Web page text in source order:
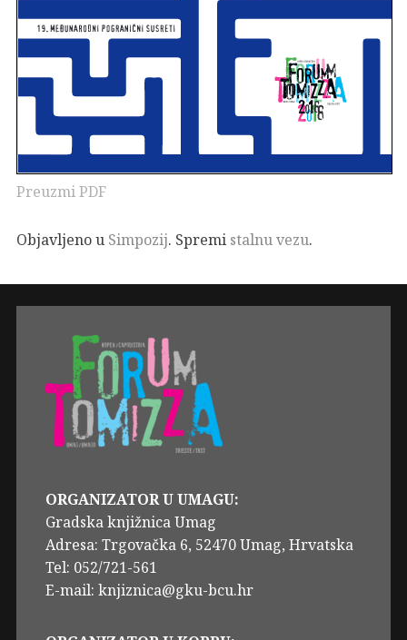
Preuzmi PDF
Objavljeno u Simpozij. Spremi stalnu vezu.
ORGANIZATOR U UMAGU:
Gradska knjižnica Umag
Adresa: Trgovačka 6, 52470 Umag, Hrvatska
Tel: 052/721-561
E-mail: knjiznica@gku-bcu.hr